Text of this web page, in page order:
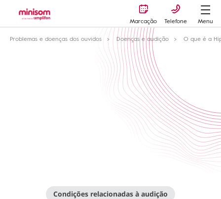
Marcação Telefone
Menu
Problemas e doenças dos ouvidos
Doenças e audição O que é a
Condições relacionadas à audição